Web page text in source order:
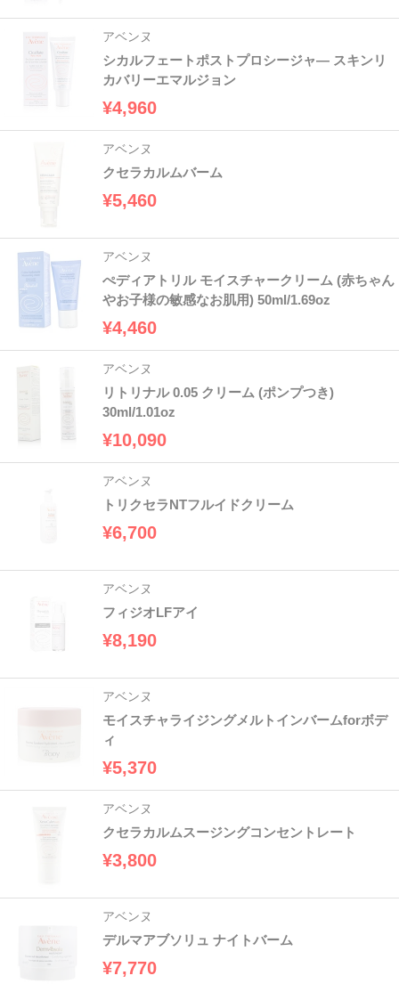
アベンヌ
シカルフェートポストプロシージャ― スキンリ
カバリーエマルジョン
¥4,960
アベンヌ
クセラカルムバーム
¥5,460
アベンヌ
ぺディアトリル モイスチャークリーム (赤ちゃん
やお子様の敏感なお肌用) 50ml/1.69oz
¥4,460
アベンヌ
リトリナル 0.05 クリーム (ポンプつき)
30ml/1.01oz
¥10,090
アベンヌ
トリクセラNTフルイドクリーム
¥6,700
アベンヌ
フィジオLFアイ
¥8,190
アベンヌ
モイスチャライジングメルトインバームforボデ
ィ
¥5,370
アベンヌ
クセラカルムスージングコンセントレート
¥3,800
アベンヌ
デルマアブソリュ ナイトバーム
¥7,770